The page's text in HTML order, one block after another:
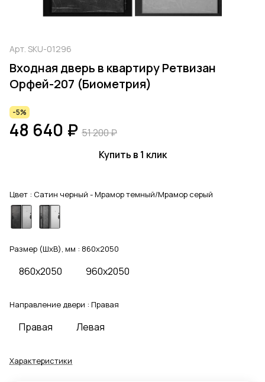
Арт. SKU-01296
Входная дверь в квартиру Ретвизан
Орфей-207 (Биометрия)
-5%
48 640 ₽ 51 200 ₽
Купить в 1 клик
Цвет : Сатин черный - Мрамор темный/Мрамор серый
Размер (ШхВ), мм : 860x2050
860x2050 960x2050
Направление двери : Правая
Правая Левая
Характеристики